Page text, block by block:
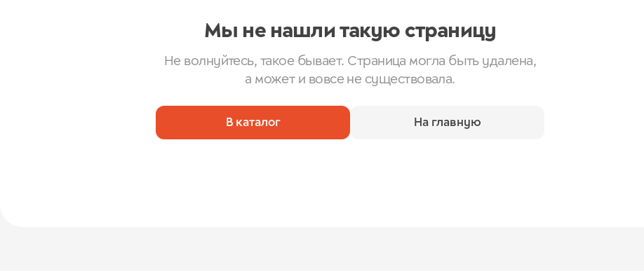
Мы не нашли такую страницу
Не волнуйтесь, такое бывает. Страница могла быть удалена,
а может и вовсе не существовала.
В каталог На главную